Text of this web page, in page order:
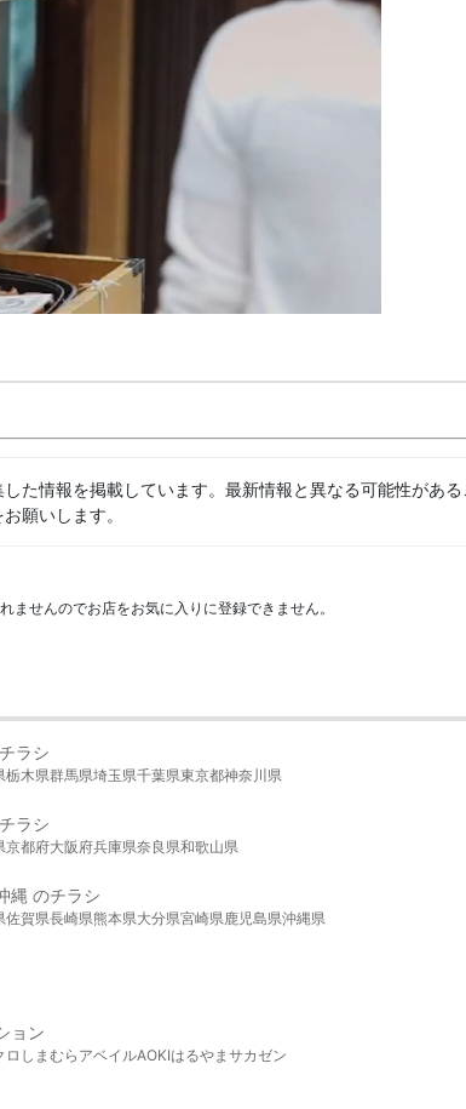
た情報を掲載しています。最新情報と異なる可能性があ
願いします。
せんのでお店をお気に入りに登録できません。
ラシ
栃木県群馬県埼玉県千葉県東京都神奈川県
ラシ
京都府大阪府兵庫県奈良県和歌山県
縄 のチラシ
佐賀県長崎県熊本県大分県宮崎県鹿児島県沖縄県
ョン
ロ しまむら アベイルAOKIはるやま サカゼン